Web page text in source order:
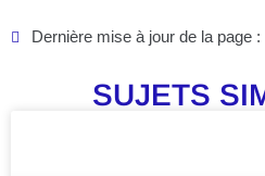
Dernière mise à jour de la page
SUJETS